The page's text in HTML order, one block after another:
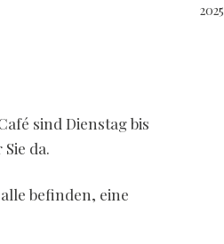
sind Dienstag bis
da.
befinden, eine
2025